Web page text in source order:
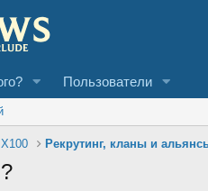
Пользователи
Рекрутинг, кланы и